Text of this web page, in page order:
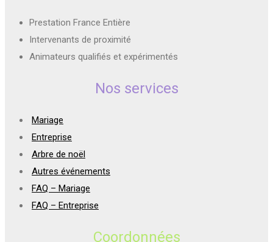
Prestation France Entière
Intervenants de proximité
Animateurs qualifiés et expérimentés
Nos services
Mariage
Entreprise
Arbre de noël
Autres événements
FAQ – Mariage
FAQ – Entreprise
Coordonnées